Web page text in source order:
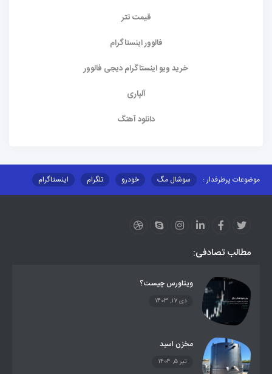
قیمت تتر
فالوور اینستاگرام
خرید ویو اینستاگرام دیجی فالوور
آلپاری
دانلود آهنگ
موضوعات پرطرفدار : سوشال مگ خودرو تلگرام
اینستاگرام
مطالب تصادفی:
ویتاورس چیست؟
دی 17, 1403
مخزن اسید
تیر 5, 1404